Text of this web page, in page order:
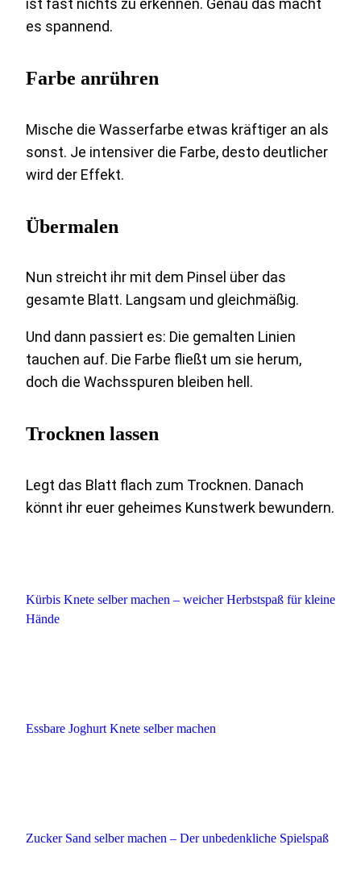
ist fast nichts zu erkennen. Genau das macht
es spannend.
Farbe anrühren
Mische die Wasserfarbe etwas kräftiger an als
sonst. Je intensiver die Farbe, desto deutlicher
wird der Effekt.
Übermalen
Nun streicht ihr mit dem Pinsel über das
gesamte Blatt. Langsam und gleichmäßig.
Und dann passiert es: Die gemalten Linien
tauchen auf. Die Farbe fließt um sie herum,
doch die Wachsspuren bleiben hell.
Trocknen lassen
Legt das Blatt flach zum Trocknen. Danach
könnt ihr euer geheimes Kunstwerk bewundern.
Kürbis Knete selber machen – weicher Herbstspaß für kleine
Hände
Essbare Joghurt Knete selber machen
Zucker Sand selber machen – Der unbedenkliche Spielspaß